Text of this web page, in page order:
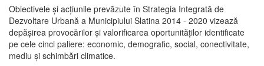
Obiectivele şi acţiunile prevăzute în Strategia Integrată de
Dezvoltare Urbană a Municipiului Slatina 2014 - 2020 vizează
depășirea provocărilor şi valorificarea oportunităţilor identificate
pe cele cinci paliere: economic, demografic, social, conectivitate,
mediu şi schimbări climatice.